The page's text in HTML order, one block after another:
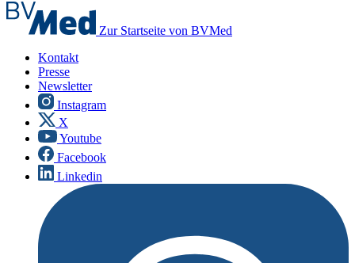
Zur Startseite von BVMed
Kontakt
Presse
Newsletter
Instagram
X
Youtube
Facebook
Linkedin